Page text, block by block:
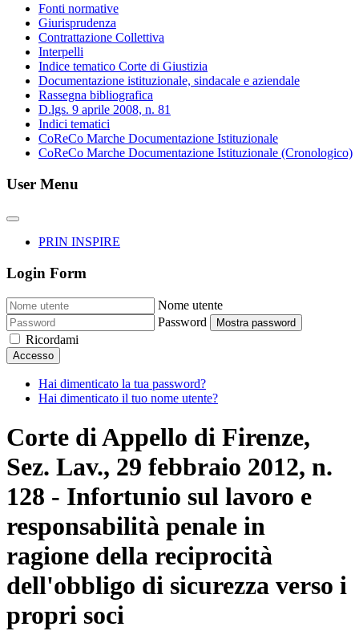
Fonti normative
Giurisprudenza
Contrattazione Collettiva
Interpelli
Indice tematico Corte di Giustizia
Documentazione istituzionale, sindacale e aziendale
Rassegna bibliografica
D.lgs. 9 aprile 2008, n. 81
Indici tematici
CoReCo Marche Documentazione Istituzionale
CoReCo Marche Documentazione Istituzionale (Cronologico)
User Menu
PRIN INSPIRE
Login Form
Nome utente
Password
Mostra password
Ricordami
Accesso
Hai dimenticato la tua password?
Hai dimenticato il tuo nome utente?
Corte di Appello di Firenze,
Sez. Lav., 29 febbraio 2012, n.
128 - Infortunio sul lavoro e
responsabilità penale in
ragione della reciprocità
dell'obbligo di sicurezza verso i
propri soci